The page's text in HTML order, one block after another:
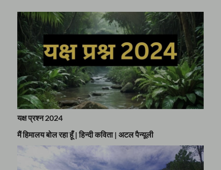
यक्ष प्रश्न 2024
मैं हिमालय बोल रहा हूँ | हिन्दी कविता | अटल पैन्यूली